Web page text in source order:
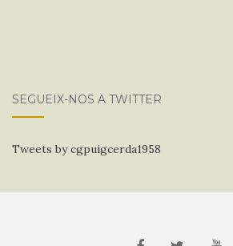
SEGUEIX-NOS A TWITTER
Tweets by cgpuigcerda1958